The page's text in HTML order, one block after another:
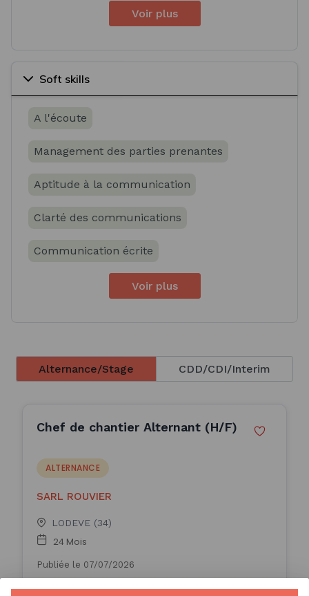
Voir plus
Soft skills
A l'écoute
Management des parties prenantes
Aptitude à la communication
Clarté des communications
Communication écrite
Voir plus
Alternance/Stage CDD/CDI/Interim
Chef de chantier Alternant (H/F)
ALTERNANCE
SARL ROUVIER
LODEVE (34)
24 Mois
Publiée le 07/07/2026